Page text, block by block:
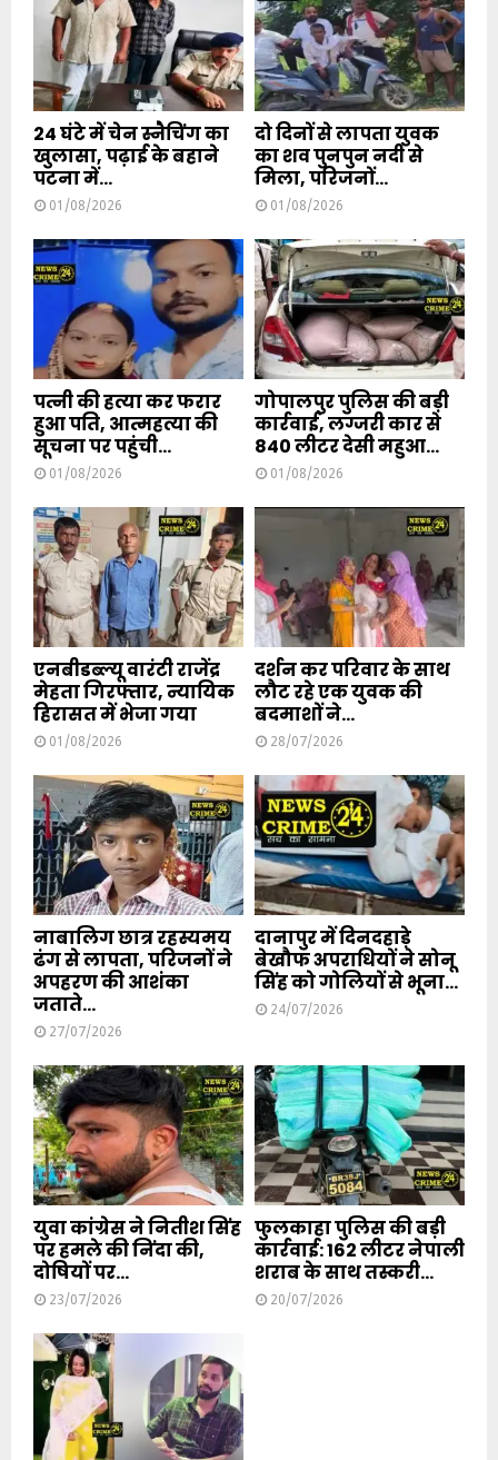
24 घंटे में चेन स्नैचिंग का
खुलासा, पढ़ाई के बहाने
पटना में...
01/08/2026
दो दिनों से लापता युवक
का शव पुनपुन नदी से
मिला, परिजनों...
01/08/2026
पत्नी की हत्या कर फरार
हुआ पति, आत्महत्या की
सूचना पर पहुंची...
01/08/2026
गोपालपुर पुलिस की बड़ी
कार्रवाई, लग्जरी कार से
840 लीटर देसी महुआ...
01/08/2026
एनबीडब्ल्यू वारंटी राजेंद्र
मेहता गिरफ्तार, न्यायिक
हिरासत में भेजा गया
01/08/2026
दर्शन कर परिवार के साथ
लौट रहे एक युवक की
बदमाशों ने...
28/07/2026
नाबालिग छात्र रहस्यमय
ढंग से लापता, परिजनों ने
अपहरण की आशंका
जताते...
27/07/2026
दानापुर में दिनदहाड़े
बेखौफ अपराधियों ने सोनू
सिंह को गोलियों से भूना...
24/07/2026
युवा कांग्रेस ने नितीश सिंह
पर हमले की निंदा की,
दोषियों पर...
23/07/2026
फुलकाहा पुलिस की बड़ी
कार्रवाई: 162 लीटर नेपाली
शराब के साथ तस्करी...
20/07/2026